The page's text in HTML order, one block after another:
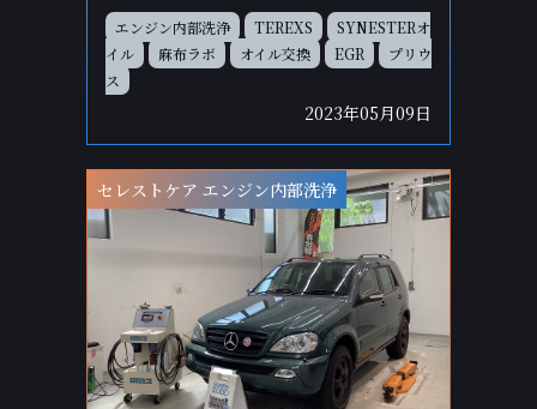
エンジン内部洗浄 TEREXS
SYNESTERオ
イル
麻布ラボ オイル交換 EGR
プリウ
ス
2023年05月09日
セレストケア エンジン内部洗浄